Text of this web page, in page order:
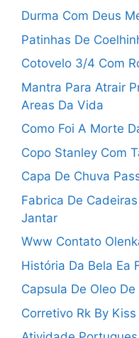
Durma Com Deus
Patinhas De
Cotovelo 3/4 Com
Mantra Para Atrair
Areas Da Vida
Como Foi A Morte
Copo Stanley Com
Capa De Chuva
Fabrica De
Jantar
Www Contato
História Da Bela Ea
Capsula De Oleo
Corretivo Rk By Kiss